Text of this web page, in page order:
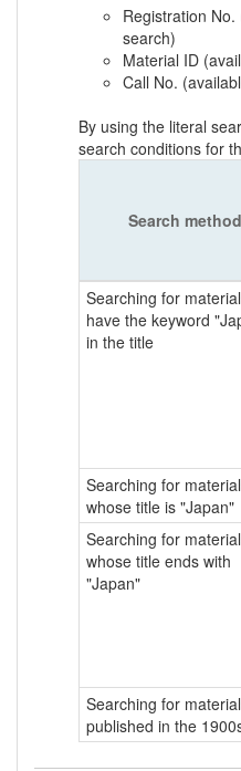
Registration
search)
Material ID
Call No.
By using the literal
search conditions for
Search method
Searching for
have the keyword
in the title
Searching for
whose title is "Japan"
Searching for
whose title ends with
"Japan"
Searching for
published in the